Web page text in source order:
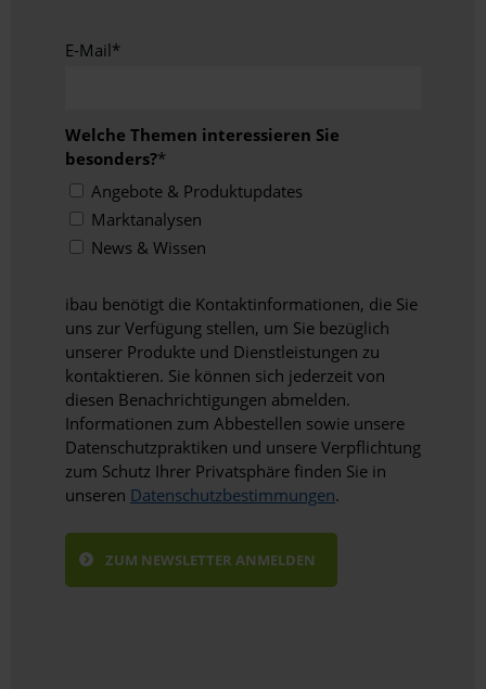
E-Mail*
Welche Themen interessieren Sie
besonders?*
Angebote & Produktupdates
Marktanalysen
News & Wissen
ibau benötigt die Kontaktinformationen, die Sie
uns zur Verfügung stellen, um Sie bezüglich
unserer Produkte und Dienstleistungen zu
kontaktieren. Sie können sich jederzeit von
diesen Benachrichtigungen abmelden.
Informationen zum Abbestellen sowie unsere
Datenschutzpraktiken und unsere Verpflichtung
zum Schutz Ihrer Privatsphäre finden Sie in
unseren Datenschutzbestimmungen.